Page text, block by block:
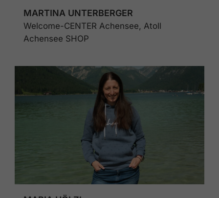
MARTINA UNTERBERGER
Welcome-CENTER Achensee, Atoll
Achensee SHOP